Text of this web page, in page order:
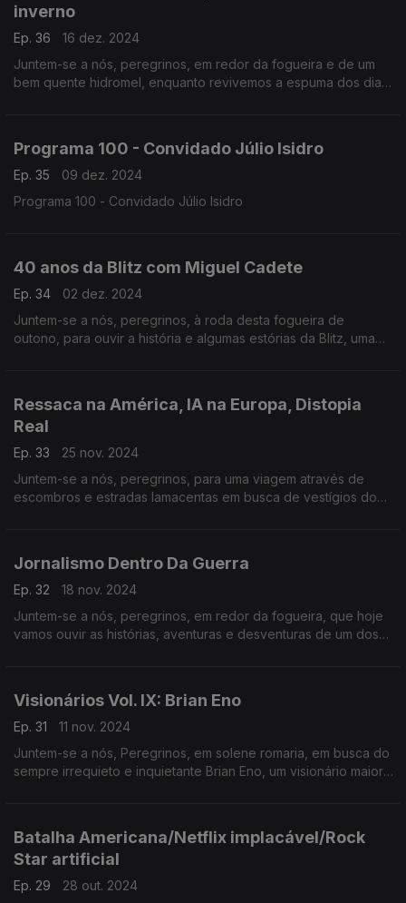
inverno
Ep. 36
16 dez. 2024
Juntem-se a nós, peregrinos, em redor da fogueira e de um
bem quente hidromel, enquanto revivemos a espuma dos dias
Programa 100 - Convidado Júlio Isidro
Ep. 35
09 dez. 2024
Programa 100 - Convidado Júlio Isidro
40 anos da Blitz com Miguel Cadete
Ep. 34
02 dez. 2024
Juntem-se a nós, peregrinos, à roda desta fogueira de
outono, para ouvir a história e algumas estórias da Blitz, uma
Ressaca na América, IA na Europa, Distopia
Real
Ep. 33
25 nov. 2024
Juntem-se a nós, peregrinos, para uma viagem através de
escombros e estradas lamacentas em busca de vestígios do
Jornalismo Dentro Da Guerra
Ep. 32
18 nov. 2024
Juntem-se a nós, peregrinos, em redor da fogueira, que hoje
vamos ouvir as histórias, aventuras e desventuras de um dos
Visionários Vol. IX: Brian Eno
Ep. 31
11 nov. 2024
Juntem-se a nós, Peregrinos, em solene romaria, em busca do
sempre irrequieto e inquietante Brian Eno, um visionário maior…
Batalha Americana/Netflix implacável/Rock
Star artificial
Ep. 29
28 out. 2024